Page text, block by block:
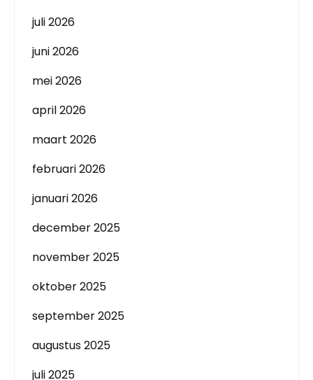
juli 2026
juni 2026
mei 2026
april 2026
maart 2026
februari 2026
januari 2026
december 2025
november 2025
oktober 2025
september 2025
augustus 2025
juli 2025